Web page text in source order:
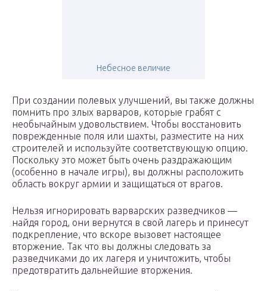
Небесное величие
При создании полевых улучшений, вы также должны
помнить про злых варваров, которые грабят с
необычайным удовольствием. Чтобы восстановить
поврежденные поля или шахты, разместите на них
строителей и используйте соответствующую опцию.
Поскольку это может быть очень раздражающим
(особенно в начале игры), вы должны расположить
область вокруг армии и защищаться от врагов.
Нельзя игнорировать варварских разведчиков —
найдя город, они вернутся в свой лагерь и принесут
подкрепление, что вскоре вызовет настоящее
вторжение. Так что вы должны следовать за
разведчиками до их лагеря и уничтожить, чтобы
предотвратить дальнейшие вторжения.